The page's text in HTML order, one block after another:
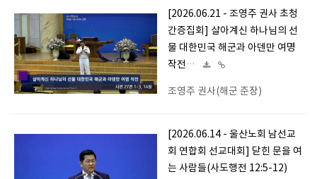
[2026.06.21 - 조영주 권사 초청
간증집회] 살아계신 하나님의 선
물 대한민국 해군과 아덴만 여명
작전…
조영주 권사(해군 준장)
[2026.06.14 - 울산노회 남선교
회 연합회 선교대회] 닫힌 문을 여
는 사람들(사도행전 12:5-12)